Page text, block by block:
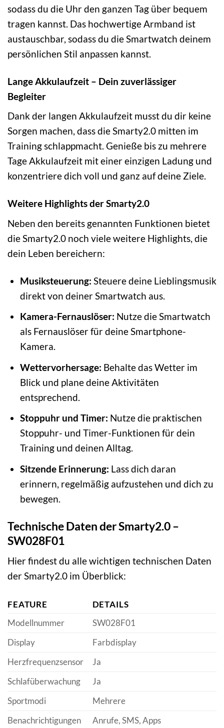
sodass du die Uhr den ganzen Tag über bequem
tragen kannst. Das hochwertige Armband ist
austauschbar, sodass du die Smartwatch deinem
persönlichen Stil anpassen kannst.
Lange Akkulaufzeit – Dein zuverlässiger
Begleiter
Dank der langen Akkulaufzeit musst du dir keine
Sorgen machen, dass die Smarty2.0 mitten im
Training schlappmacht. Genieße bis zu mehrere
Tage Akkulaufzeit mit einer einzigen Ladung und
konzentriere dich voll und ganz auf deine Ziele.
Weitere Highlights der Smarty2.0
Neben den bereits genannten Funktionen bietet
die Smarty2.0 noch viele weitere Highlights, die
dein Leben bereichern:
Musiksteuerung: Steuere deine Lieblingsmusik
direkt von deiner Smartwatch aus.
Kamera-Fernauslöser: Nutze die Smartwatch
als Fernauslöser für deine Smartphone-
Kamera.
Wettervorhersage: Behalte das Wetter im
Blick und plane deine Aktivitäten
entsprechend.
Stoppuhr und Timer: Nutze die praktischen
Stoppuhr- und Timer-Funktionen für dein
Training und deinen Alltag.
Sitzende Erinnerung: Lass dich daran
erinnern, regelmäßig aufzustehen und dich zu
bewegen.
Technische Daten der Smarty2.0 –
SW028F01
Hier findest du alle wichtigen technischen Daten
der Smarty2.0 im Überblick:
FEATURE
DETAILS
Modellnummer
SW028F01
Display
Farbdisplay
Herzfrequenzsensor
Ja
Schlafüberwachung
Ja
Sportmodi
Mehrere
Benachrichtigungen
Anrufe, SMS, Apps